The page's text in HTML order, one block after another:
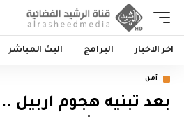
اخر الاخبار البرامج البث المباشر
أمن
بعد تبنيه هجوم اربيل